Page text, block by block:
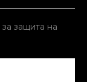
за защита на